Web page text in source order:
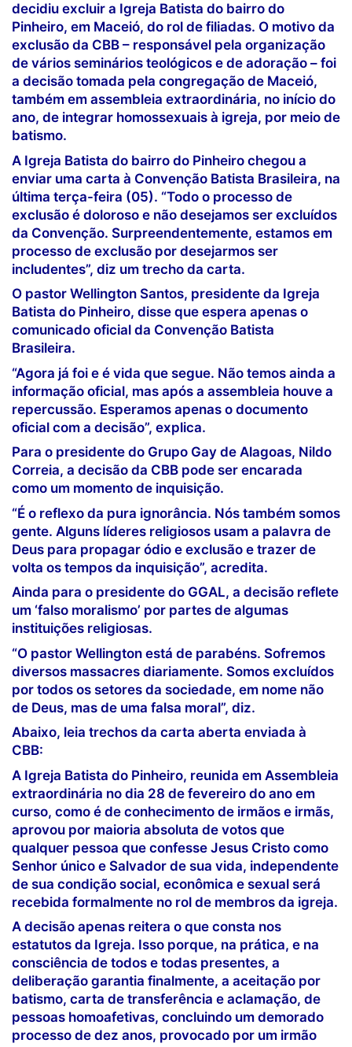
decidiu excluir a Igreja Batista do bairro do
Pinheiro, em Maceió, do rol de filiadas. O motivo da
exclusão da CBB – responsável pela organização
de vários seminários teológicos e de adoração – foi
a decisão tomada pela congregação de Maceió,
também em assembleia extraordinária, no início do
ano, de integrar homossexuais à igreja, por meio de
batismo.
A Igreja Batista do bairro do Pinheiro chegou a
enviar uma carta à Convenção Batista Brasileira, na
última terça-feira (05). “Todo o processo de
exclusão é doloroso e não desejamos ser excluídos
da Convenção. Surpreendentemente, estamos em
processo de exclusão por desejarmos ser
includentes”, diz um trecho da carta.
O pastor Wellington Santos, presidente da Igreja
Batista do Pinheiro, disse que espera apenas o
comunicado oficial da Convenção Batista
Brasileira.
“Agora já foi e é vida que segue. Não temos ainda a
informação oficial, mas após a assembleia houve a
repercussão. Esperamos apenas o documento
oficial com a decisão”, explica.
Para o presidente do Grupo Gay de Alagoas, Nildo
Correia, a decisão da CBB pode ser encarada
como um momento de inquisição.
“É o reflexo da pura ignorância. Nós também somos
gente. Alguns líderes religiosos usam a palavra de
Deus para propagar ódio e exclusão e trazer de
volta os tempos da inquisição”, acredita.
Ainda para o presidente do GGAL, a decisão reflete
um ‘falso moralismo’ por partes de algumas
instituições religiosas.
“O pastor Wellington está de parabéns. Sofremos
diversos massacres diariamente. Somos excluídos
por todos os setores da sociedade, em nome não
de Deus, mas de uma falsa moral”, diz.
Abaixo, leia trechos da carta aberta enviada à
CBB:
A Igreja Batista do Pinheiro, reunida em Assembleia
extraordinária no dia 28 de fevereiro do ano em
curso, como é de conhecimento de irmãos e irmãs,
aprovou por maioria absoluta de votos que
qualquer pessoa que confesse Jesus Cristo como
Senhor único e Salvador de sua vida, independente
de sua condição social, econômica e sexual será
recebida formalmente no rol de membros da igreja.
A decisão apenas reitera o que consta nos
estatutos da Igreja. Isso porque, na prática, e na
consciência de todos e todas presentes, a
deliberação garantia finalmente, a aceitação por
batismo, carta de transferência e aclamação, de
pessoas homoafetivas, concluindo um demorado
processo de dez anos, provocado por um irmão